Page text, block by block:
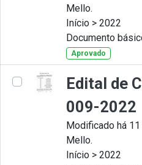
Mello.
Início > 2022
Documento
Aprovado
Edital de
009-2022
Modificado há
Mello.
Início > 2022